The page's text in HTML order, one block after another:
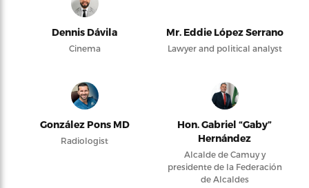
Dennis Dávila
Cinema
Mr. Eddie López Serrano
Lawyer and political analyst
González Pons MD
Radiologist
Hon. Gabriel “Gaby”
Hernández
Alcalde de Camuy y
presidente de la Federación
de Alcaldes